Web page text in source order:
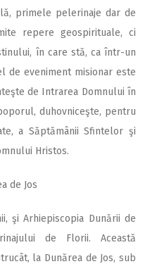
primele pelerinaje dar de
repere geospirituale, ci
în care stă, ca într-un
de eveniment misionar este
de Intrarea Domnului în
duhovniceşte, pentru
a Săptămânii Sfintelor şi
Hristos.
de Jos
şi Arhiepiscopia Dunării de
de Florii. Această
la Dunărea de Jos, sub